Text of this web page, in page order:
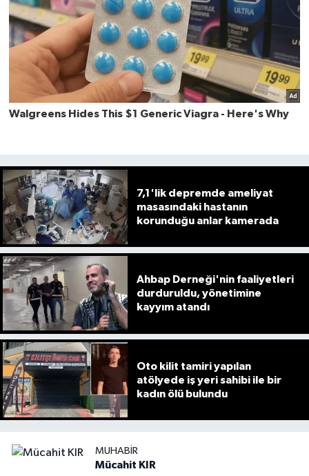
7,1'lik depremde ameliyat
masasındaki hastanın
korunduğu anlar kamerada
Ahbap Derneği'nin faaliyetleri
durduruldu, yönetimine
kayyım atandı
Oto kilit tamiri yapılan
atölyede iş yeri sahibi ile bir
kadın ölü bulundu
MUHABIR
Mücahit KIR